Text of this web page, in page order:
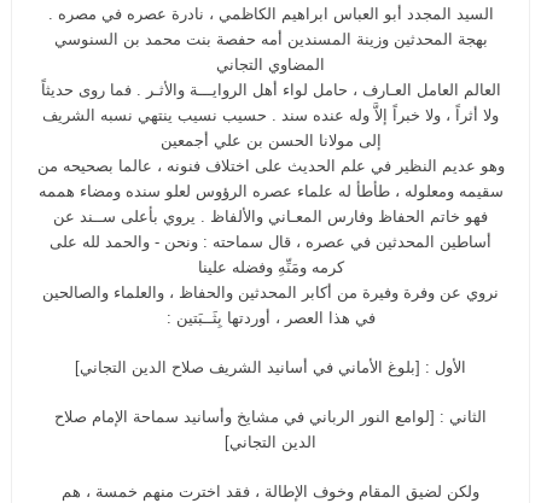
السيد المجدد أبو العباس ابراهيم الكاظمي ، نادرة عصره في مصره .
بهجة المحدثين وزينة المسندين أمه حفصة بنت محمد بن السنوسي
المضاوي التجاني
العالم العامل العـارف ، حامل لواء أهل الروايـــة والأثـر . فما روى حديثاً
ولا أثراً ، ولا خبراً إلاَّ وله عنده سند . حسيب نسيب ينتهي نسبه الشريف
إلى مولانا الحسن بن علي أجمعين
وهو عديم النظير في علم الحديث على اختلاف فنونه ، عالما بصحيحه من
سقيمه ومعلوله ، طأطأ له علماء عصره الرؤوس لعلو سنده ومضاء هممه
فهو خاتم الحفاظ وفارس المعـاني والألفاظ . يروي بأعلى ســند عن
أساطين المحدثين في عصره ، قال سماحته : ونحن - والحمد لله على
كرمه ومَنِّهِ وفضله علينا
نروي عن وفرة وفيرة من أكابر المحدثين والحفاظ ، والعلماء والصالحين
في هذا العصر ، أوردتها بِثَــبَتين :
الأول : [بلوغ الأماني في أسانيد الشريف صلاح الدين التجاني]
الثاني : [لوامع النور الرباني في مشايخ وأسانيد سماحة الإمام صلاح
الدين التجاني]
ولكن لضيق المقام وخوف الإطالة ، فقد اخترت منهم خمسة ، هم